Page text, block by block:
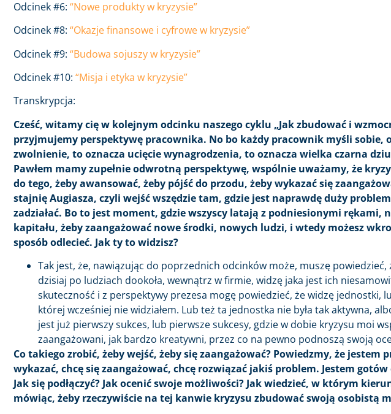
Odcinek #6: “Nowe produkty w kryzysie”
Odcinek #8: “Okazje finansowe i cyfrowe w kryzysie”
Odcinek #9: “Budowa sojuszy w kryzysie”
Odcinek #10: “Misja i etyka w kryzysie”
Transkrypcja:
Cześć, witamy cię w kolejnym odcinku naszego cyklu „Jak zbudować i
przyjmujemy perspektywę pracownika. No bo każdy pracownik myśli sobie,
zwolnienie, to oznacza ucięcie wynagrodzenia, to oznacza wielka czarna
Pawłem mamy zupełnie odwrotną perspektywę, wspólnie uważamy, że
do tego, żeby awansować, żeby pójść do przodu, żeby wykazać się
stajnię Augiasza, czyli wejść wszędzie tam, gdzie jest naprawdę duży
zadziałać. Bo to jest moment, gdzie wszyscy latają z podniesionymi rękami,
kapitału, żeby zaangażować nowe środki, nowych ludzi, i wtedy możesz
sposób odlecieć. Jak ty to widzisz?
Tak jest, że, nawiązując do poprzednich odcinków może, muszę powiedzieć,
dzisiaj po ludziach dookoła, wewnątrz w firmie, widzę jaka jest ich
skuteczność i z perspektywy prezesa mogę powiedzieć, że widzę jednostki,
której wcześniej nie widziałem. Lub też ta jednostka nie była tak aktywna,
jest już pierwszy sukces, lub pierwsze sukcesy, gdzie w dobie kryzysu moi
zaangażowani, jak bardzo kreatywni, przez co na pewno podnoszą swoją
Co takiego zrobić, żeby wejść, żeby się zaangażować? Powiedzmy, że
wykazać, chcę się zaangażować, chcę rozwiązać jakiś problem. Jestem
Jak się podłączyć? Jak ocenić swoje możliwości? Jak wiedzieć, w którym
mówiąc, żeby rzeczywiście na tej kanwie kryzysu zbudować swoją osobistą